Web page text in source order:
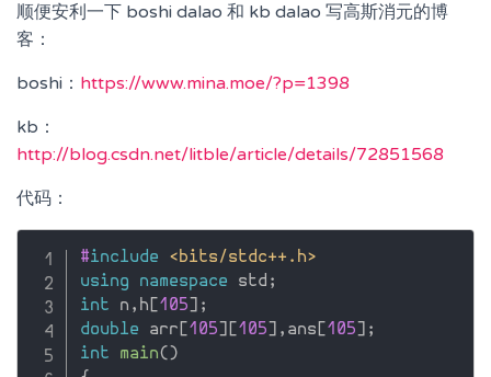
顺便安利一下 boshi dalao 和 kb dalao 写高斯消元的博
客：
boshi： https://www.mina.moe/?p=1398
kb：
http://blog.csdn.net/litble/article/details/72851568
代码：
#include
<bits/stdc++.h>
using
namespace std ;
int n , h [105] ;
double arr [105] [105] , ans [105] ;
int
main()